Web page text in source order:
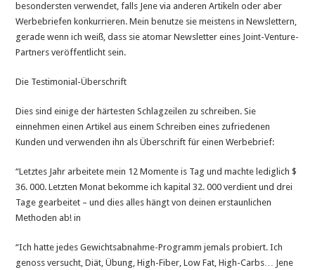
besondersten verwendet, falls Jene via anderen Artikeln oder aber
Werbebriefen konkurrieren. Mein benutze sie meistens in Newslettern,
gerade wenn ich weiß, dass sie atomar Newsletter eines Joint-Venture-
Partners veröffentlicht sein.
Die Testimonial-Überschrift
Dies sind einige der härtesten Schlagzeilen zu schreiben. Sie
einnehmen einen Artikel aus einem Schreiben eines zufriedenen
Kunden und verwenden ihn als Überschrift für einen Werbebrief:
“Letztes Jahr arbeitete mein 12 Momente is Tag und machte lediglich $
36. 000. Letzten Monat bekomme ich kapital 32. 000 verdient und drei
Tage gearbeitet – und dies alles hängt von deinen erstaunlichen
Methoden ab! in
“Ich hatte jedes Gewichtsabnahme-Programm jemals probiert. Ich
genoss versucht, Diät, Übung, High-Fiber, Low Fat, High-Carbs… Jene